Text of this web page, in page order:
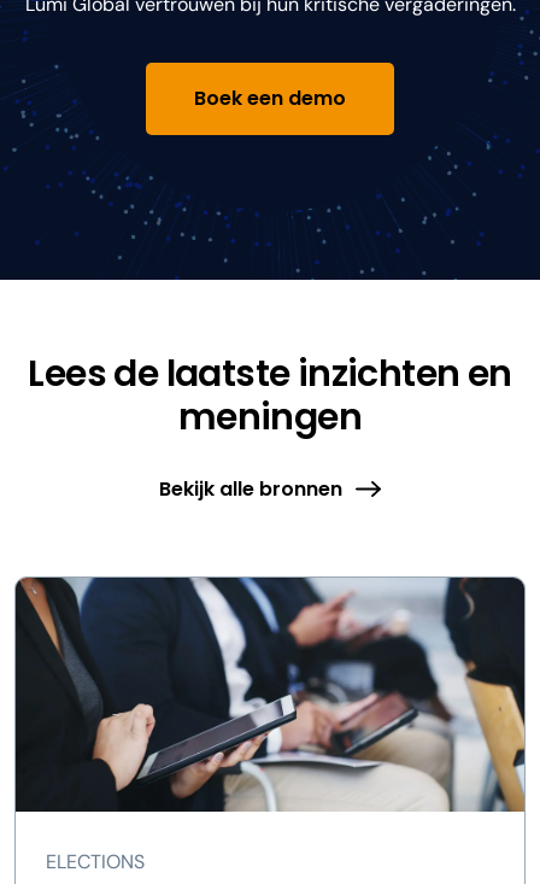
Boek een demo
Lees de laatste inzichten en
meningen
Bekijk alle bronnen
ELECTIONS